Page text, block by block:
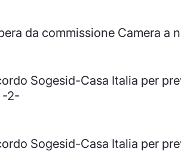
da commissione Camera a
Sogesid-Casa Italia per
-2-
Sogesid-Casa Italia per